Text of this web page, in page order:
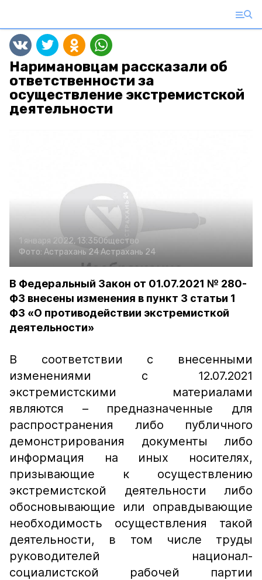
Наримановцам рассказали об
ответственности за
осуществление экстремистской
деятельности
1 января 2022, 13:35Общество
Фото: Астрахань 24Астрахань 24
В Федеральный Закон от 01.07.2021 № 280-
ФЗ внесены изменения в пункт 3 статьи 1
ФЗ «О противодействии экстремисткой
деятельности»
В соответствии с внесенными
изменениями с 12.07.2021
экстремистскими материалами
являются – предназначенные для
распространения либо публичного
демонстрирования документы либо
информация на иных носителях,
призывающие к осуществлению
экстремистской деятельности либо
обосновывающие или оправдывающие
необходимость осуществления такой
деятельности, в том числе труды
руководителей национал-
социалистской рабочей партии